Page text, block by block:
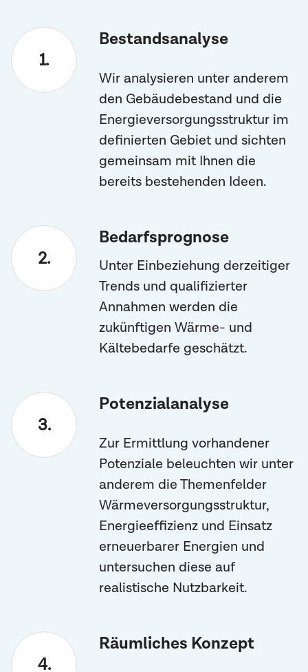
Bestandsanalyse
Wir analysieren unter anderem
den Gebäudebestand und die
Energieversorgungsstruktur im
definierten Gebiet und sichten
gemeinsam mit Ihnen die
bereits bestehenden Ideen.
Bedarfsprognose
Unter Einbeziehung derzeitiger
Trends und qualifizierter
Annahmen werden die
zukünftigen Wärme- und
Kältebedarfe geschätzt.
Potenzialanalyse
Zur Ermittlung vorhandener
Potenziale beleuchten wir unter
anderem die Themenfelder
Wärmeversorgungsstruktur,
Energieeffizienz und Einsatz
erneuerbarer Energien und
untersuchen diese auf
realistische Nutzbarkeit.
Räumliches Konzept